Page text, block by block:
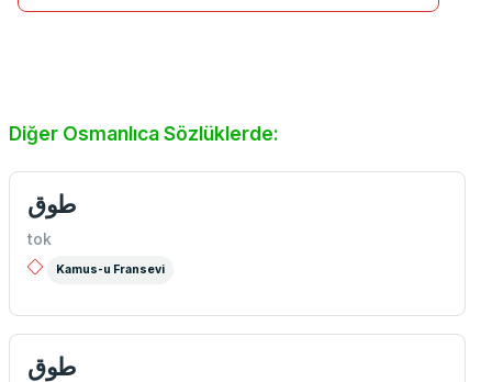
Diğer Osmanlıca Sözlüklerde:
طوق
tok
Kamus-u Fransevi
طوق